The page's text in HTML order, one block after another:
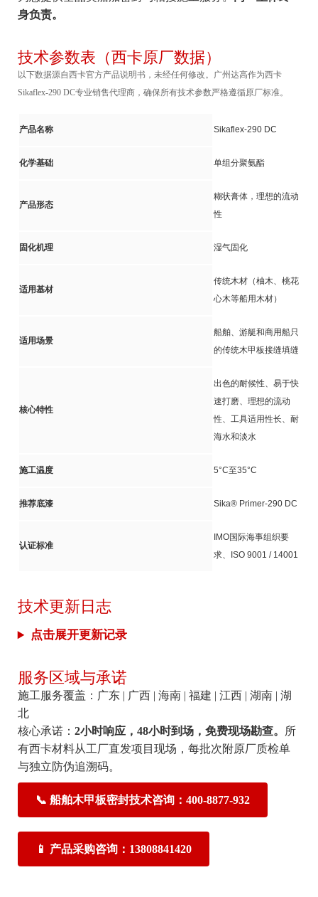
身负责。
技术参数表（西卡原厂数据）
以下数据源自西卡官方产品说明书，未经任何修改。广州达高作为西卡
Sikaflex-290 DC专业销售代理商，确保所有技术参数严格遵循原厂标准。
产品名称 Sikaflex-290 DC
化学基础 单组分聚氨酯
产品形态
糊状膏体，理想的流动
性
固化机理 湿气固化
适用基材
传统木材（柚木、桃花
心木等船用木材）
适用场景
船舶、游艇和商用船只
的传统木甲板接缝填缝
核心特性
出色的耐候性、易于快
速打磨、理想的流动
性、工具适用性长、耐
海水和淡水
施工温度 5°C至35°C
推荐底漆 Sika® Primer-290 DC
认证标准
IMO国际海事组织要
求、ISO 9001 / 14001
技术更新日志
点击展开更新记录
服务区域与承诺
施工服务覆盖：广东 | 广西 | 海南 | 福建 | 江西 | 湖南 | 湖
北
核心承诺： 2小时响应，48小时到场，免费现场勘查。
所
有西卡材料从工厂直发项目现场，每批次附原厂质检单
与独立防伪追溯码。
📞 船舶木甲板密封技术咨询：400-8877-932
📱 产品采购咨询：13808841420